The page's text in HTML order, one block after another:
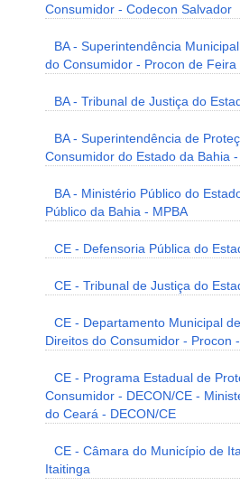
Consumidor - Codecon Salvador
BA - Superintendência
do Consumidor - Procon de Feira
BA - Tribunal de Justiça do
BA - Superintendência de
Consumidor do Estado da Bahia
BA - Ministério Público do
Público da Bahia - MPBA
CE - Defensoria Pública do
CE - Tribunal de Justiça do
CE - Departamento Municipal
Direitos do Consumidor - Procon
CE - Programa Estadual de
Consumidor - DECON/CE -
do Ceará - DECON/CE
CE - Câmara do Município de
Itaitinga